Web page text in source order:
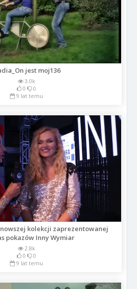
jest moj136
3.0k
0
0
9 lat temu
kolekcji zaprezentowanej
pokazów Inny Wymiar
2.8k
0
0
9 lat temu